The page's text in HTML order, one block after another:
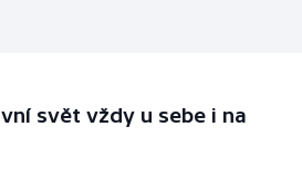
svět vždy u sebe i na